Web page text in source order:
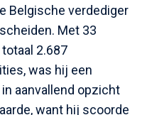
Belgische verdediger
Met 33
2.687
was hij een
aanvallend opzicht
want hij scoorde